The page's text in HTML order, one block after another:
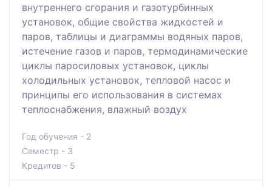
внутреннего сгорания и газотурбинных
установок, общие свойства жидкостей и
паров, таблицы и диаграммы водяных паров,
истечение газов и паров, термодинамические
циклы паросиловых установок, циклы
холодильных установок, тепловой насос и
принципы его использования в системах
теплоснабжения, влажный воздух
Год обучения - 2
Семестр - 3
Кредитов - 5